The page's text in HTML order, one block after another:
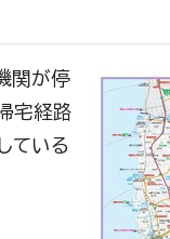
関が停
宅経路
ている